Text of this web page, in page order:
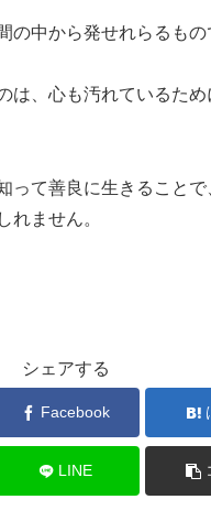
の中から発せれらるもの
は、心も汚れているた
って善良に生きること
れません。
シェアする
Facebook
LINE